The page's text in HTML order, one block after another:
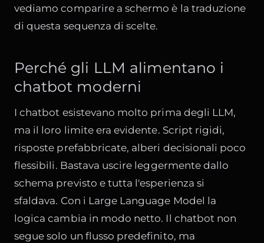
vediamo comparire a schermo è la traduzione
di questa sequenza di scelte.
Perché gli LLM alimentano i
chatbot moderni
I chatbot esistevano molto prima degli LLM,
ma il loro limite era evidente. Script rigidi,
risposte prefabbricate, alberi decisionali poco
flessibili. Bastava uscire leggermente dallo
schema previsto e tutta l'esperienza si
sfaldava. Con i Large Language Model la
logica cambia in modo netto. Il chatbot non
segue solo un flusso predefinito, ma